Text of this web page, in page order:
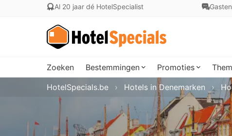
Al 20 jaar dé HotelSpecialist
Zoeken Bestemmingen Promoties
HotelSpecials.be Hotels in Denemarken